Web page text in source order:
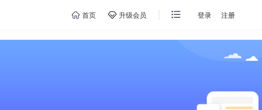
首页 升级会员 登录 注册